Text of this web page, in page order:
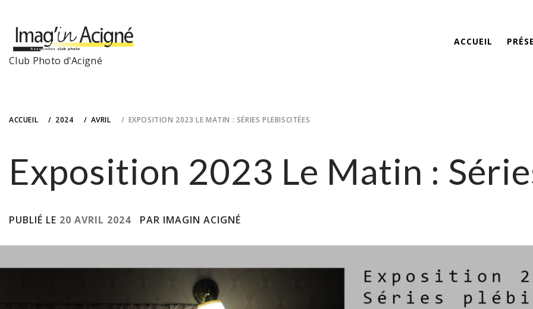
content
Club Photo d'Acigné
ACCUEIL
ACCUEIL 2024 AVRIL EXPOSITION 2023 LE MATIN : SÉRIES PLEBISCITÉES
Exposition 2023 Le Matin :
PUBLIÉ LE 20 AVRIL 2024 PAR IMAGIN ACIGNÉ